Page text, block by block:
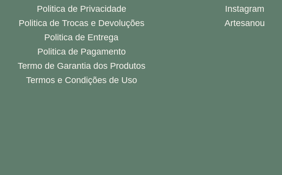
Politica de Privacidade
Politica de Trocas e Devoluções
Politica de Entrega
Politica de Pagamento
Termo de Garantia dos Produtos
Termos e Condições de Uso
Instagram
Artesanou